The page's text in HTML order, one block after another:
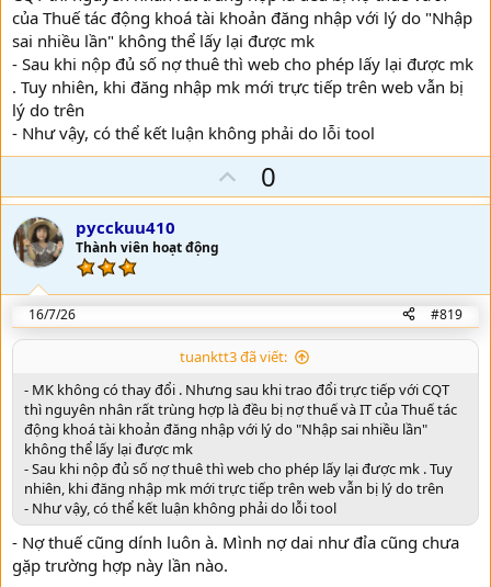
của Thuế tác động khoá tài khoản đăng nhập với lý do "Nhập
sai nhiều lần" không thể lấy lại được mk
- Sau khi nộp đủ số nợ thuê thì web cho phép lấy lại được mk
. Tuy nhiên, khi đăng nhập mk mới trực tiếp trên web vẫn bị
lý do trên
- Như vậy, có thể kết luận không phải do lỗi tool
U
p
e
0
pycckuu410
Thành viên hoạt động
16/7/26 #819
tuanktt3 đã viết:
- MK không có thay đổi . Nhưng sau khi trao đổi trực tiếp với CQT
thì nguyên nhân rất trùng hợp là đều bị nợ thuế và IT của Thuế tác
động khoá tài khoản đăng nhập với lý do "Nhập sai nhiều lần"
không thể lấy lại được mk
- Sau khi nộp đủ số nợ thuê thì web cho phép lấy lại được mk . Tuy
nhiên, khi đăng nhập mk mới trực tiếp trên web vẫn bị lý do trên
- Như vậy, có thể kết luận không phải do lỗi tool
- Nợ thuế cũng dính luôn à. Mình nợ dai như đỉa cũng chưa
gặp trường hợp này lần nào.